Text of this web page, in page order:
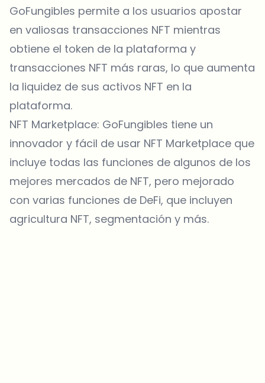
GoFungibles permite a los usuarios apostar
en valiosas transacciones NFT mientras
obtiene el token de la plataforma y
transacciones NFT más raras, lo que aumenta
la liquidez de sus activos NFT en la
plataforma.
NFT Marketplace: GoFungibles tiene un
innovador y fácil de usar NFT Marketplace que
incluye todas las funciones de algunos de los
mejores mercados de NFT, pero mejorado
con varias funciones de DeFi, que incluyen
agricultura NFT, segmentación y más.